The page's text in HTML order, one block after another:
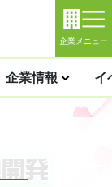
企業メニュー
企業情報 イ